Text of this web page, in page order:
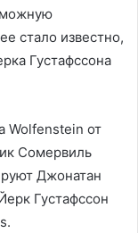
стало известно,
Густафссона
Wolfenstein от
Сомервиль
Джонатан
Густафссон